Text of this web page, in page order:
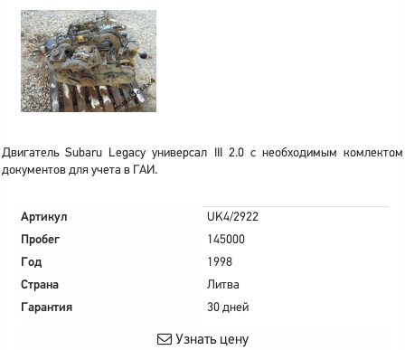
Двигатель Subaru Legacy универсал III 2.0 с необходимым комлектом
документов для учета в ГАИ.
Артикул
UK4/2922
Пробег
145000
Год
1998
Страна
Литва
Гарантия
30 дней
Узнать цену